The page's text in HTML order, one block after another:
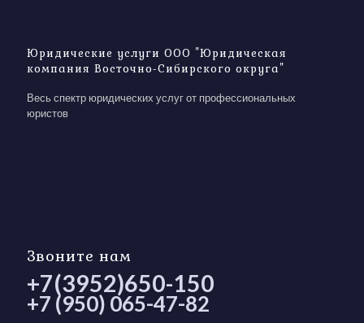
Юридические услуги ООО "Юридическая
компания Восточно-Сибирского округа"
Весь спектр юридических услуг от профессиональных
юристов
Звоните нам
+7(3952)650-150
+7 (950) 065-47-82